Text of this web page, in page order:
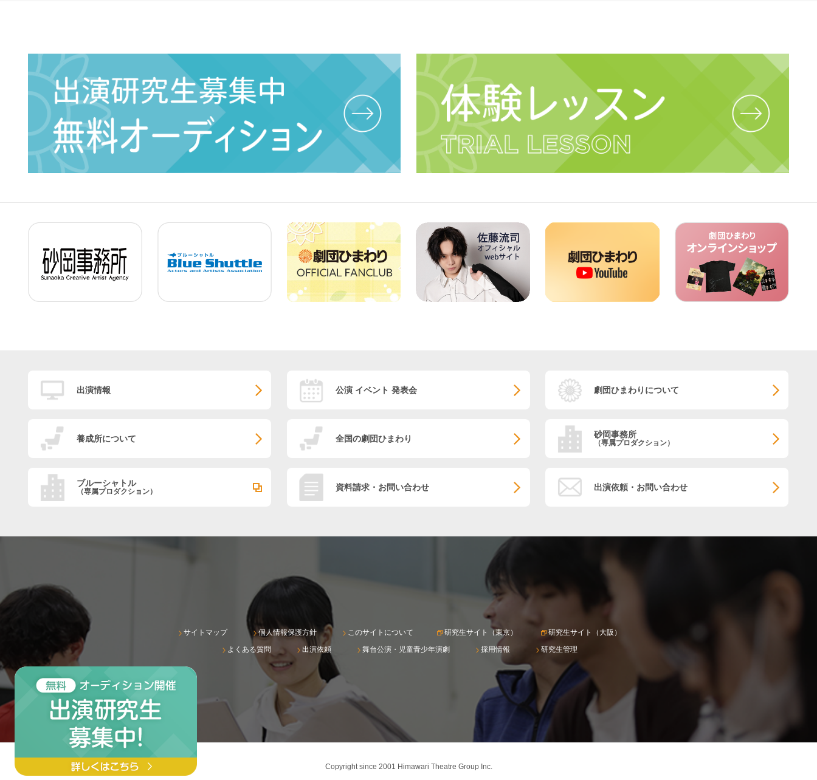
出演情報 公演 イベント 発表会 劇団ひまわりについて
養成所について 全国の劇団ひまわり 砂岡事務所
（専属プロダクション）
ブルーシャトル
（専属プロダクション） 資料請求・お問い合わせ 出演依頼・お問い合わせ
サイトマップ 個人情報保護方針 このサイトについて 研究生サイト（東京）
研究生サイト（大阪）
よくある質問
出演依頼 舞台公演・児童青少年演劇 採用情報 研究生管理
Copyright since 2001 Himawari Theatre Group Inc.